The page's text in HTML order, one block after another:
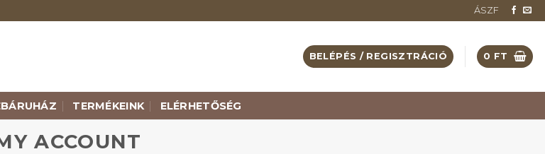
ÁSZF
BELÉPÉS / REGISZTRÁCIÓ 0 FT
TERMÉKEINK ELÉRHETŐSÉG
ACCOUNT